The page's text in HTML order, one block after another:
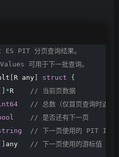
ES PIT 分页查询结果。
可用于下一批查询。
R any struct
{
*R //
当前页数据
//
总数（仅首页查询时返回
// 是否还有下一页
// 下一页使用的 PIT ID
any // 下一页使用的游标值